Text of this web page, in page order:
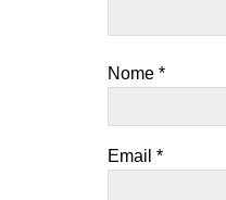
Nome *
Email *